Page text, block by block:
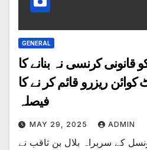
GENERAL
قانونی کرنسی نہ بنانے کا
کوائن ریزرو قائم کر نے کا
فیصلہ
MAY 29, 2025 ADMIN
کے سربراہ بلال بن ثاقب نے